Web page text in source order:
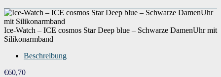
Ice-Watch – ICE cosmos Star Deep blue – Schwarze DamenUhr mit
Silikonarmband
Beschreibung
€60,70